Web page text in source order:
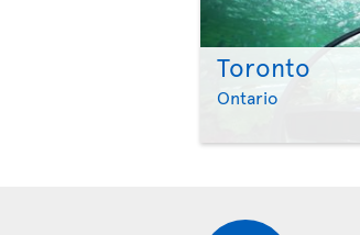
Toronto
Ontario